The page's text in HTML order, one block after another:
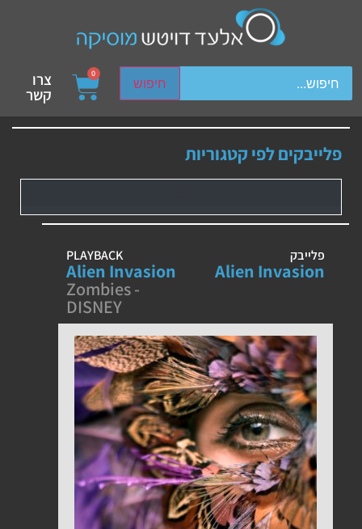
חיפוש
device users, explore by touch or with swipe gestures.
0 צרו
קשר
פלייבקים לפי קטגוריות
פלייבק
Alien Invasion
PLAYBACK
Alien Invasion
Zombies -
DISNEY